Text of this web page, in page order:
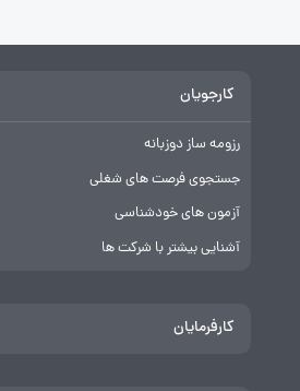
کارجویان
رزومه ساز دوزبانه
جستجوی فرصت های شغلی
آزمون های خودشناسی
آشنایی بیشتر با شرکت ها
کارفرمایان